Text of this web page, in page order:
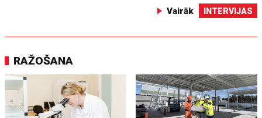
Vairāk INTERVIJAS
RAŽOŠANA